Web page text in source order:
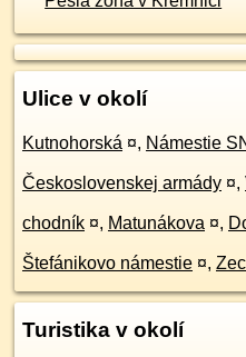
Ulice v okolí
Kutnohorská ¤, Námestie
Československej armády ¤,
chodník ¤, Matunákova ¤,
Štefánikovo námestie ¤,
Turistika v okolí